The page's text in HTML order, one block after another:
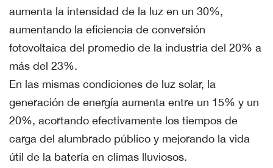
aumenta la intensidad de la luz en un 30%,
aumentando la eficiencia de conversión
fotovoltaica del promedio de la industria del 20% a
más del 23%.
En las mismas condiciones de luz solar, la
generación de energía aumenta entre un 15% y un
20%, acortando efectivamente los tiempos de
carga del alumbrado público y mejorando la vida
útil de la batería en climas lluviosos.